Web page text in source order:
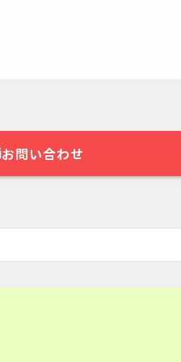
お問い合わせ